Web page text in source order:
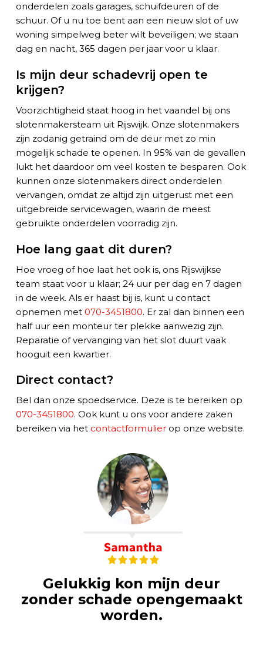
onderdelen zoals garages, schuifdeuren of de
schuur. Of u nu toe bent aan een nieuw slot of uw
woning simpelweg beter wilt beveiligen; we staan
dag en nacht, 365 dagen per jaar voor u klaar.
Is mijn deur schadevrij open te
krijgen?
Voorzichtigheid staat hoog in het vaandel bij ons
slotenmakersteam uit Rijswijk. Onze slotenmakers
zijn zodanig getraind om de deur met zo min
mogelijk schade te openen. In 95% van de gevallen
lukt het daardoor om veel kosten te besparen. Ook
kunnen onze slotenmakers direct onderdelen
vervangen, omdat ze altijd zijn uitgerust met een
uitgebreide servicewagen, waarin de meest
gebruikte onderdelen voorradig zijn.
Hoe lang gaat dit duren?
Hoe vroeg of hoe laat het ook is, ons Rijswijkse
team staat voor u klaar; 24 uur per dag en 7 dagen
in de week. Als er haast bij is, kunt u contact
opnemen met 070-3451800. Er zal dan binnen een
half uur een monteur ter plekke aanwezig zijn.
Reparatie of vervanging van het slot duurt vaak
hooguit een kwartier.
Direct contact?
Bel dan onze spoedservice. Deze is te bereiken op
070-3451800. Ook kunt u ons voor andere zaken
bereiken via het contactformulierop onze website.
Gelukkig kon mijn deur
zonder schade opengemaakt
worden.